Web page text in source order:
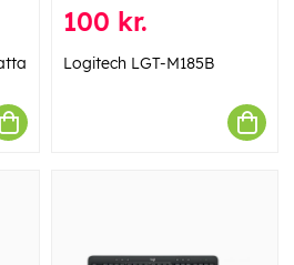
100 kr.
Logitech LGT-M185B